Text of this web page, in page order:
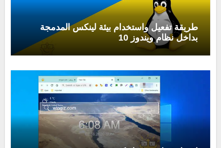
طريقة تفعيل واستخدام بيئة لينكس المدمجة
بداخل نظام ويندوز 10